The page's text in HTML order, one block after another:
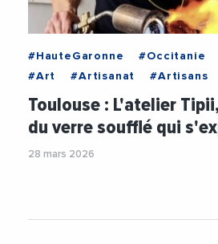
#HauteGaronne #Occitanie
#Art
#Artisanat #Artisans
#Entreprise
#International
Toulouse : L'atelier
du verre soufflé qui
28 mars 2026